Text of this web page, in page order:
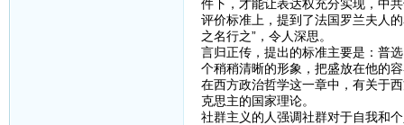
件下，才能让表达权充分实现，中
评价标准上，提到了法国罗兰夫人
之名行之”，令人深思。
言归正传，提出的标准主要是：普
个稍稍清晰的形象，把盛放在他的
在西方政治哲学这一章中，有关于
克思主的国家理论。
社群主义的人强调社群对于自我和